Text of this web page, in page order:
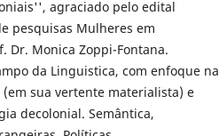
agraciado pelo edital
pesquisas Mulheres em
Dr. Monica Zoppi-Fontana.
da Linguistica, com enfoque na
sua vertente materialista) e
decolonial. Semântica,